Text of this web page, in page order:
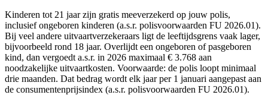
Kinderen tot 21 jaar zijn gratis meeverzekerd op jouw polis,
inclusief ongeboren kinderen (a.s.r. polisvoorwaarden FU 2026.01).
Bij veel andere uitvaartverzekeraars ligt de leeftijdsgrens vaak lager,
bijvoorbeeld rond 18 jaar. Overlijdt een ongeboren of pasgeboren
kind, dan vergoedt a.s.r. in 2026 maximaal € 3.768 aan
noodzakelijke uitvaartkosten. Voorwaarde: de polis loopt minimaal
drie maanden. Dat bedrag wordt elk jaar per 1 januari aangepast aan
de consumentenprijsindex (a.s.r. polisvoorwaarden FU 2026.01).